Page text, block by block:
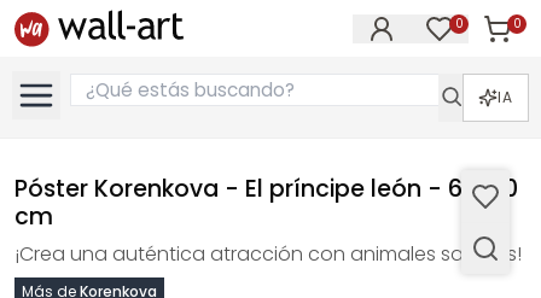
0 0
IA
Póster Korenkova - El príncipe león - 60x80
cm
¡Crea una auténtica atracción con animales salvajes!
Más deKorenkova